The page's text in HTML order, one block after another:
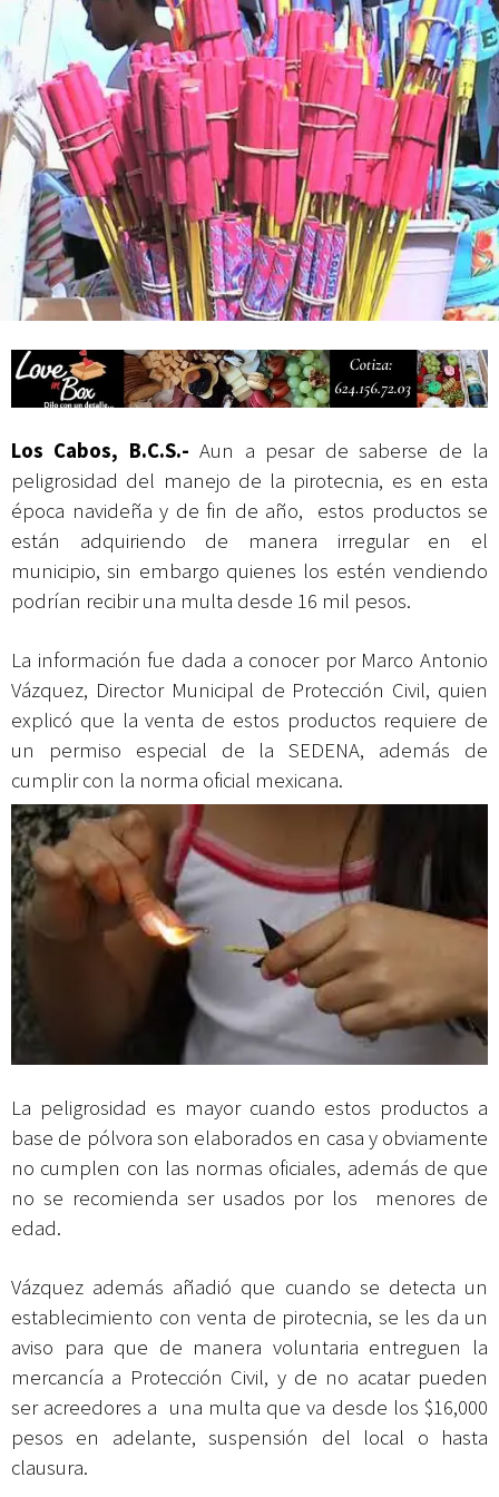
Campesina
Los Cabos, B.C.S.-Aun a pesar de saberse de la
peligrosidad del manejo de la pirotecnia, es en esta
época navideña y de fin de año, estos productos se
están adquiriendo de manera irregular en el
municipio, sin embargo quienes los estén vendiendo
podrían recibir una multa desde 16 mil pesos.
La información fue dada a conocer por Marco Antonio
Vázquez, Director Municipal de Protección Civil, quien
explicó que la venta de estos productos requiere de
un permiso especial de la SEDENA, además de
cumplir con la norma oficial mexicana.
La peligrosidad es mayor cuando estos productos a
base de pólvora son elaborados en casa y obviamente
no cumplen con las normas oficiales, además de que
no se recomienda ser usados por los menores de
edad.
Vázquez además añadió que cuando se detecta un
establecimiento con venta de pirotecnia, se les da un
aviso para que de manera voluntaria entreguen la
mercancía a Protección Civil, y de no acatar pueden
ser acreedores a una multa que va desde los $16,000
pesos en adelante, suspensión del local o hasta
clausura.